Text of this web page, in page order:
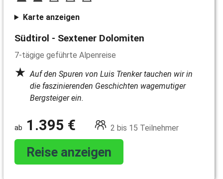
Karte anzeigen
Südtirol - Sextener Dolomiten
7-tägige geführte Alpenreise
Auf den Spuren von Luis Trenker tauchen wir in
die faszinierenden Geschichten wagemutiger
Bergsteiger ein.
1.395 € 2 bis 15 Teilnehmer
Reise anzeigen